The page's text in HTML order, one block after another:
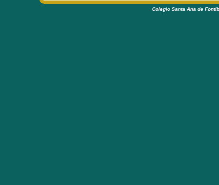
Colegio Santa Ana de